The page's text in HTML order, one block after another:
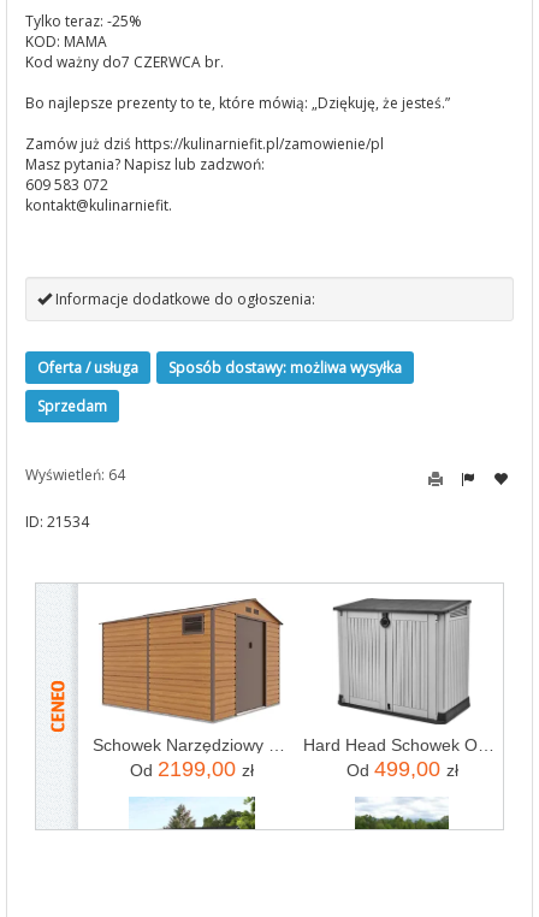
Tylko teraz: -25%
KOD: MAMA
Kod ważny do7 CZERWCA br.
Bo najlepsze prezenty to te, które mówią: „Dziękuję, że jesteś.”
Zamów już dziś https://kulinarniefit.pl/zamowienie/pl
Masz pytania? Napisz lub zadzwoń:
609 583 072
kontakt@kulinarniefit.
Informacje dodatkowe do ogłoszenia:
Oferta / usługa
Sposób dostawy: możliwa wysyłka
Sprzedam
Wyświetleń: 64
ID: 21534